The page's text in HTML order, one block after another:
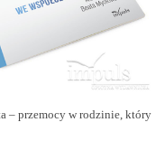
– przemocy w rodzinie, który